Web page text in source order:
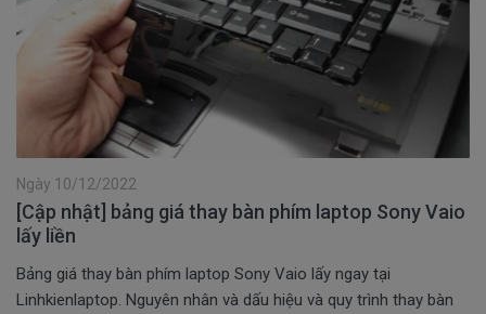
[Cập nhật] bảng giá thay bàn phím laptop Sony Vaio
lấy liền
Ngày 10/12/2022
Bảng giá thay bàn phím laptop Sony Vaio lấy ngay tại
Linhkienlaptop. Nguyên nhân và dấu hiệu và quy trình thay bàn